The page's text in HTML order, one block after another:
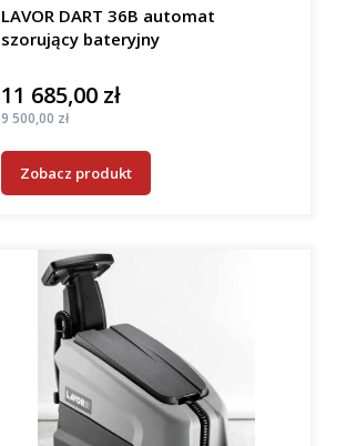
LAVOR DART 36B automat
szorujący bateryjny
Cena
11 685,00 zł
Cena
9 500,00 zł
Zobacz produkt